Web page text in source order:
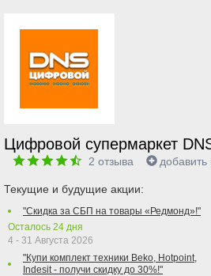
Цифровой супермаркет
2 отзыва
Текущие и будущие акции:
"Скидка за СБП на товары «Редмонд»!"
Осталось 24 дня
4 - 31 Августа 2026
"Купи комплект техники Beko, Hotpoint,
Indesit - получи скидку до 30%!"